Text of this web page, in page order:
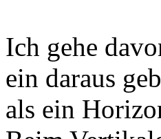
Ich gehe
ein daraus
als ein